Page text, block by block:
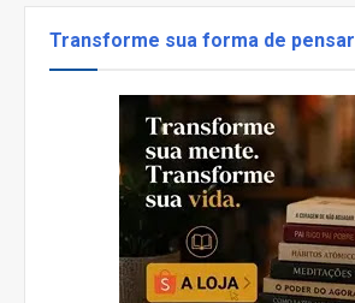
Transforme sua forma de pensar